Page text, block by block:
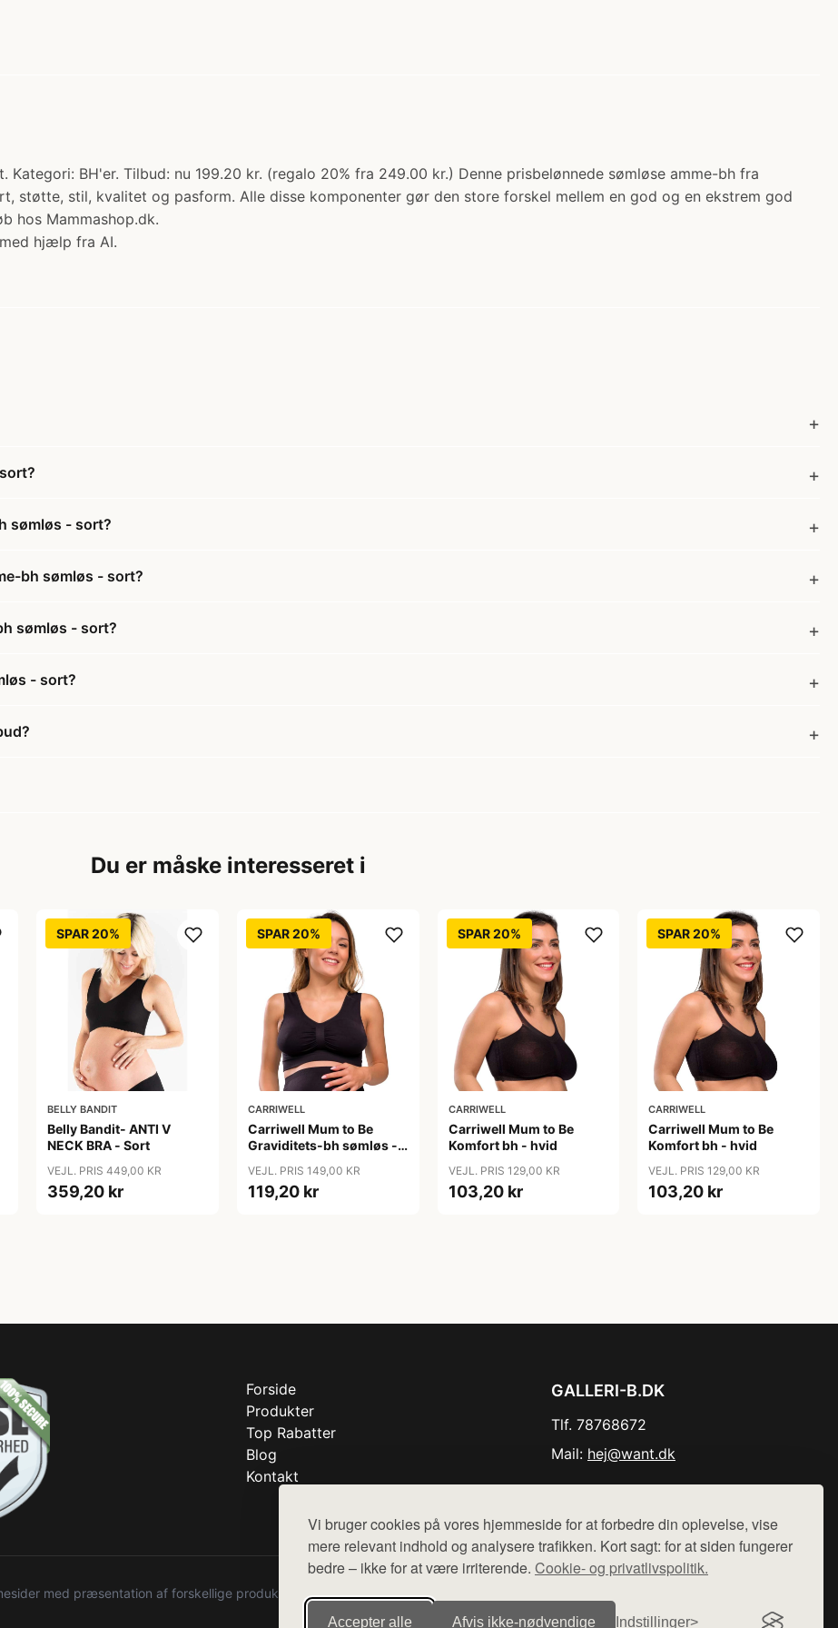
Vi bruger cookies på vores hjemmeside for at forbedre din oplevelse, vise
mere relevant indhold og analysere trafikken. Kort sagt: for at siden fungerer
bedre – ikke for at være irriterende. Cookie- og privatlivspolitik.
Accepter alle Afvis ikke‑nødvendige Indstillinger
BH'er. Tilbud: nu 199.20 kr. (regalo 20% fra 249.00 kr.) Denne prisbelønnede sømløse amme-bh fra
støtte, stil, kvalitet og pasform. Alle disse komponenter gør den store forskel mellem en god og en ekstrem god
hos Mammashop.dk.
hjælp fra AI.
sømløs - sort?
bh sømløs - sort?
sømløs - sort?
- sort?
Du er måske interesseret i
SPAR 20%
BELLY BANDIT
Belly Bandit- ANTI V
NECK BRA - Sort
VEJL. PRIS 449,00 KR
359,20 kr
SPAR 20%
CARRIWELL
Carriwell Mum to Be
Graviditets-bh sømløs -
VEJL. PRIS 149,00 KR
119,20 kr
SPAR 20%
CARRIWELL
Carriwell Mum to Be
Komfort bh - hvid
VEJL. PRIS 129,00 KR
103,20 kr
SPAR 20%
CARRIWELL
Carriwell Mum to Be
Komfort bh - hvid
VEJL. PRIS 129,00 KR
103,20 kr
Forside
Produkter
Top Rabatter
Blog
Kontakt
GALLERI-B.DK
Tlf. 78768672
Mail: hej@want.dk
med præsentation af forskellige produkter fra diverse webshops. Der sælges ikke varer fra denne side - vi henviser til de shops,